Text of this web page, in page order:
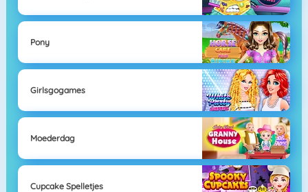
Pony
Girlsgogames
Moederdag
Cupcake Spelletjes